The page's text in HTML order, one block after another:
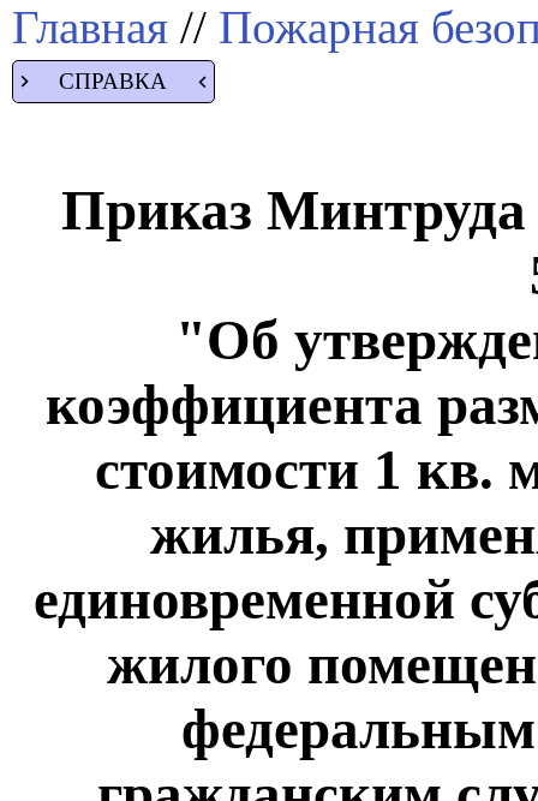
Главная // Пожарная
СПРАВКА
Приказ Минтруда
"Об
коэффициента
стоимости 1 кв.
жилья,
единовременной
жилого